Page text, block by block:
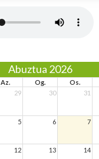
Abuztua 2026
Az. Og. Os.
29 30 31
5 6 7
12 13 14